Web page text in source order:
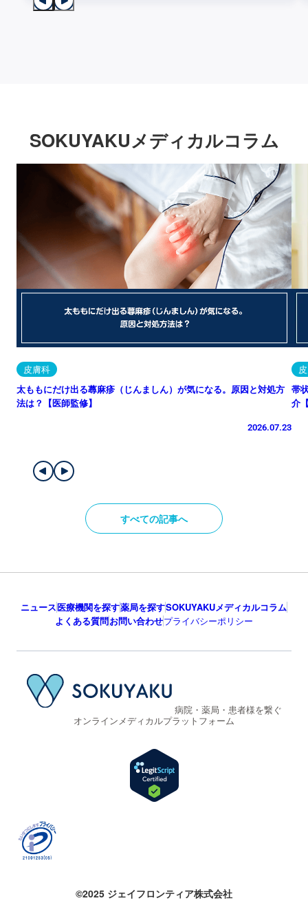
SOKUYAKUメディカルコラム
皮膚科
太ももにだけ出る蕁麻疹（じんましん）が気になる。原因と対処方
法は？【医師監修】
2026.07.23
帯
介
すべての記事へ
ニュース医療機関を探す薬局を探すSOKUYAKUメディカルコラム
よくある質問お問い合わせプライバシーポリシー
病院・薬局・患者様を繋ぐ
オンラインメディカルプラットフォーム
©2025 ジェイフロンティア株式会社